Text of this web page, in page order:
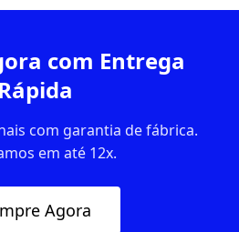
com Entrega
Rápida
com garantia de fábrica.
em até 12x.
Agora